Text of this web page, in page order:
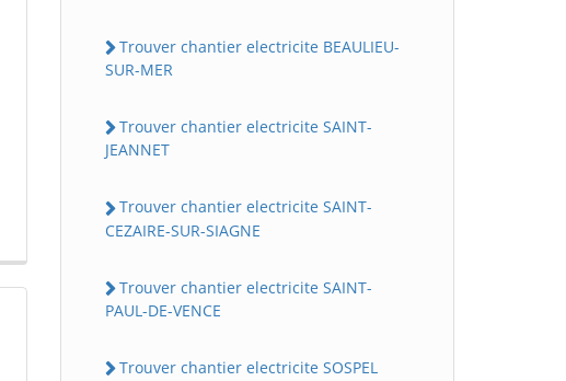
Trouver chantier electricite BEAULIEU-
SUR-MER
Trouver chantier electricite SAINT-
JEANNET
Trouver chantier electricite SAINT-
CEZAIRE-SUR-SIAGNE
Trouver chantier electricite SAINT-
PAUL-DE-VENCE
Trouver chantier electricite SOSPEL